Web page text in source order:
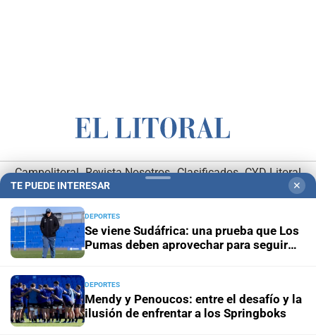
Campolitoral Revista Nosotros Clasificados CYD Litoral
Puerto Negocios
Notife
Hemeroteca Digital (1930-1979)
TE PUEDE INTERESAR ✕
DEPORTES
Se viene Sudáfrica: una prueba que Los
Pumas deben aprovechar para seguir
DEPORTES
Mendy y Penoucos: entre el desafío y la
ilusión de enfrentar a los Springboks